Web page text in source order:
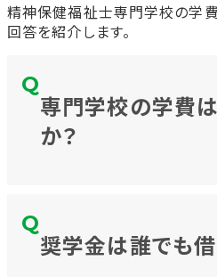
精神保健福祉士専門学校の学費
回答を紹介します。
専門学校の学費
か？
奨学金は誰でも借